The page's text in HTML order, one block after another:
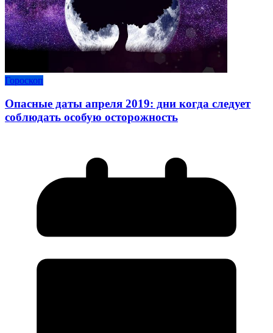
Гороскоп
Опасные даты апреля 2019: дни когда следует
соблюдать особую осторожность